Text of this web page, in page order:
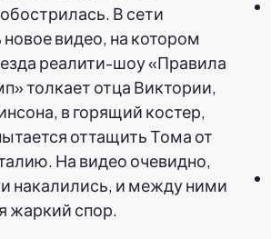
обострилась. В сети
видео, на котором
реалити-шоу «Правила
толкает отца Виктории,
в горящий костер,
оттащить Тома от
На видео очевидно,
накалились, и между ними
жаркий спор.